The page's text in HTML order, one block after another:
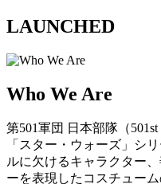
LAUNCHED
Who We Are
第501軍団 日本部隊（501st
「スター・ウォーズ」シ
ルに欠けるキャラクター
ーを表現したコスチュー